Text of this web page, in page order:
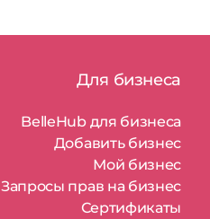
Для бизнеса
BelleHub для бизнеса
Добавить бизнес
Мой бизнес
Запросы прав на бизнес
Сертификаты